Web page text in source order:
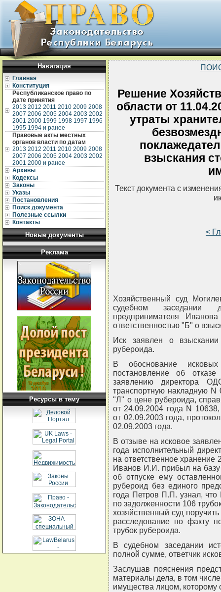
Навигация
Главная
Конституция
Республиканское право по
дате принятия
2013 2012 2011 2010 2009 2008
2007 2006 2005 2004 2003 2002
2001 2000 1999 1998 1997 1996
1995 1994 и ранее
Правовые акты местных
органов власти по датам
2013 2012 2011 2010 2009 2008
2007 2006 2005 2004 2003 2002
2001 2000 и ранее
Архивы
Кодексы
Законы
Указы
Постановления
Поиск документа
Полезные ссылки
Контакты
Новые документы
Реклама
Ресурсы в тему
Решение
области от
утраты
взыскания
Текст документа с
<
Хозяйственный суд
судебном заседании
предпринимателя
ответственностью "Б" о
Иск заявлен о
рубероида.
В обоснование
постановление об
заявлению директора
транспортную накладную N
"Л" о цене рубероида,
от 24.09.2004 года N
от 02.09.2003 года,
02.09.2003 года.
В отзыве на исковое
года исполнительный
на ответственное хранение
Иванов И.И. прибыл на
об отпуске ему
рубероид без единого
года Петров П.П. узнал,
по задолженности 106
хозяйственный суд
расследование по факту
трубок рубероида.
В судебном заседании
полной сумме, ответчик
Заслушав пояснения
материалы дела, в том
имущества лицом, которому